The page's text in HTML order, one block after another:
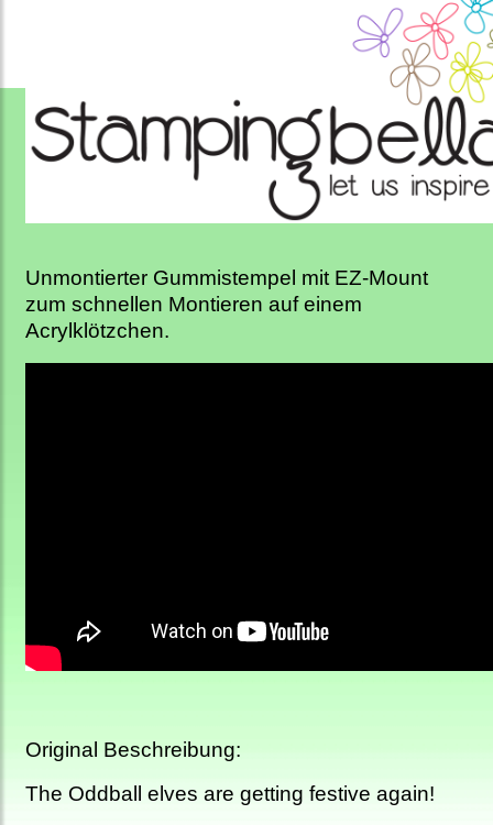
Unmontierter Gummistempel mit EZ-Mount
zum schnellen Montieren auf einem
Acrylklötzchen.
Original Beschreibung:
The Oddball elves are getting festive again!